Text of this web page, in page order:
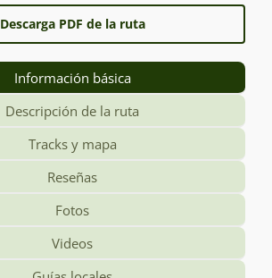
Descarga PDF de la ruta
Información básica
Descripción de la ruta
Tracks y mapa
Reseñas
Fotos
Videos